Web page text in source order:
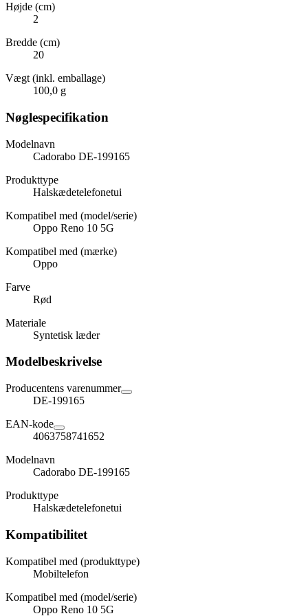
Højde (cm)
2
Bredde (cm)
20
Vægt (inkl. emballage)
100,0 g
Nøglespecifikation
Modelnavn
Cadorabo DE-199165
Produkttype
Halskædetelefonetui
Kompatibel med (model/serie)
Oppo Reno 10 5G
Kompatibel med (mærke)
Oppo
Farve
Rød
Materiale
Syntetisk læder
Modelbeskrivelse
Producentens varenummer
DE-199165
EAN-kode
4063758741652
Modelnavn
Cadorabo DE-199165
Produkttype
Halskædetelefonetui
Kompatibilitet
Kompatibel med (produkttype)
Mobiltelefon
Kompatibel med (model/serie)
Oppo Reno 10 5G